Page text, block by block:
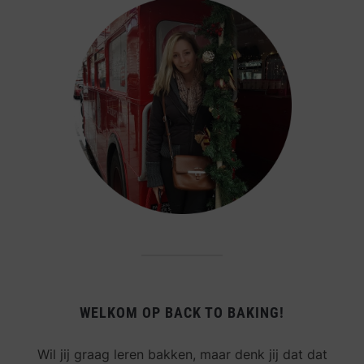
WELKOM OP BACK TO BAKING!
Wil jij graag leren bakken, maar denk jij dat dat